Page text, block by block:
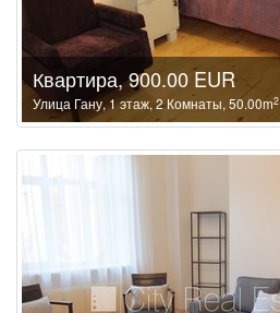
Квартира, 900.00 EUR
Улица Гану, 1 этаж, 2 Комнаты, 50.00m2